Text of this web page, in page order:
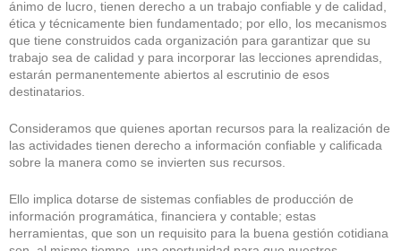
ánimo de lucro, tienen derecho a un trabajo confiable y de calidad,
ética y técnicamente bien fundamentado; por ello, los mecanismos
que tiene construidos cada organización para garantizar que su
trabajo sea de calidad y para incorporar las lecciones aprendidas,
estarán permanentemente abiertos al escrutinio de esos
destinatarios.
Consideramos que quienes aportan recursos para la realización de
las actividades tienen derecho a información confiable y calificada
sobre la manera como se invierten sus recursos.
Ello implica dotarse de sistemas confiables de producción de
información programática, financiera y contable; estas
herramientas, que son un requisito para la buena gestión cotidiana